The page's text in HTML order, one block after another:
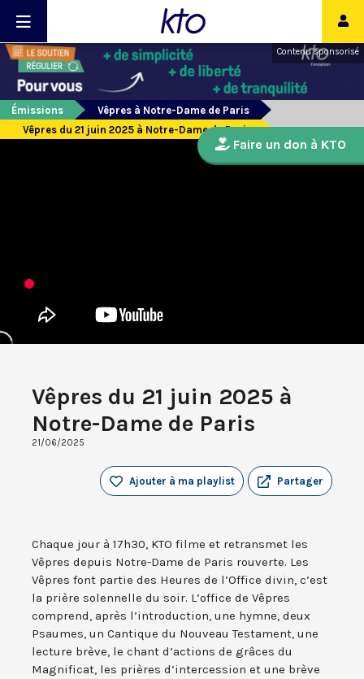
Contenu sponsorisé
Émissions
Vêpres à Notre-Dame de Paris
Vêpres du 21 juin 2025 à Notre-Dame de Paris
Vêpres du 21 juin 2025 à
Notre-Dame de Paris
21/06/2025
Partager
Ajouter à ma playlist
Chaque jour à 17h30, KTO filme et retransmet les
Vêpres depuis Notre-Dame de Paris rouverte. Les
Vêpres font partie des Heures de l’Office divin, c’est
la prière solennelle du soir. L’office de Vêpres
comprend, après l’introduction, une hymne, deux
Psaumes, un Cantique du Nouveau Testament, une
lecture brève, le chant d’actions de grâces du
Magnificat, les prières d’intercession et une brève
Faire un don à KTO